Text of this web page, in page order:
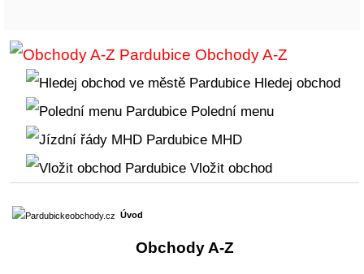
Obchody A-Z
Hledej obchod
Polední menu
MHD
Vložit obchod
Úvod
Obchody A-Z